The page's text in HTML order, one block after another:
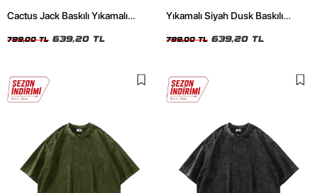
Cactus Jack Baskılı Yıkamalı
799,00 TL 639,20 TL
Yıkamalı Siyah Dusk Baskılı
799,00 TL 639,20 TL